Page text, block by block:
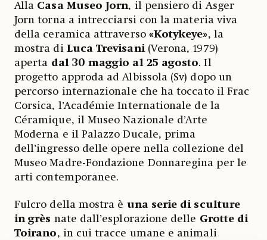
Alla Casa Museo Jorn, il pensiero di Asger
Jorn torna a intrecciarsi con la materia viva
della ceramica attraverso «Kotykeye», la
mostra di Luca Trevisani(Verona, 1979)
aperta dal 30 maggio al 25 agosto. Il
progetto approda ad Albissola (Sv) dopo un
percorso internazionale che ha toccato il Frac
Corsica, l’Académie Internationale de la
Céramique, il Museo Nazionale d’Arte
Moderna e il Palazzo Ducale, prima
dell’ingresso delle opere nella collezione del
Museo Madre-Fondazione Donnaregina per le
arti contemporanee.
Fulcro della mostra è una serie di sculture
in grès nate dall’esplorazione delle Grotte di
Toirano, in cui tracce umane e animali